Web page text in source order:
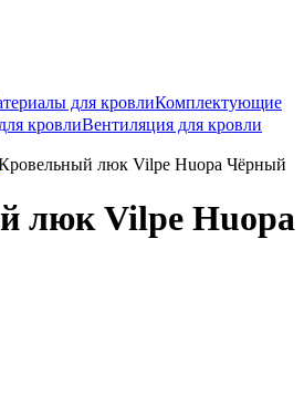
для кровлиКомплектующие
кровлиВентиляция для кровли
люк Vilpe Huopa Чёрный
люк Vilpe Huopa